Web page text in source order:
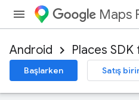
Maps
Android Places
Başlarken Satış